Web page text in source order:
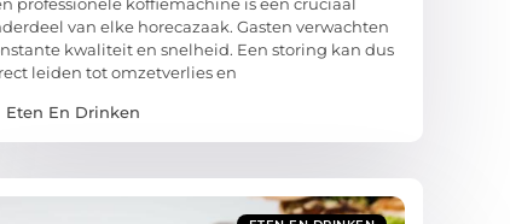
van elke horecazaak. Gasten verwachten
kwaliteit en snelheid. Een storing kan dus
leiden tot omzetverlies en
Eten En Drinken